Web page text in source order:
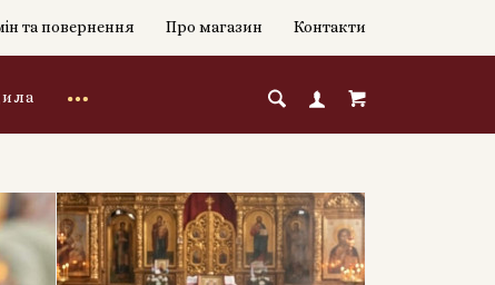
та повернення Про магазин Контакти